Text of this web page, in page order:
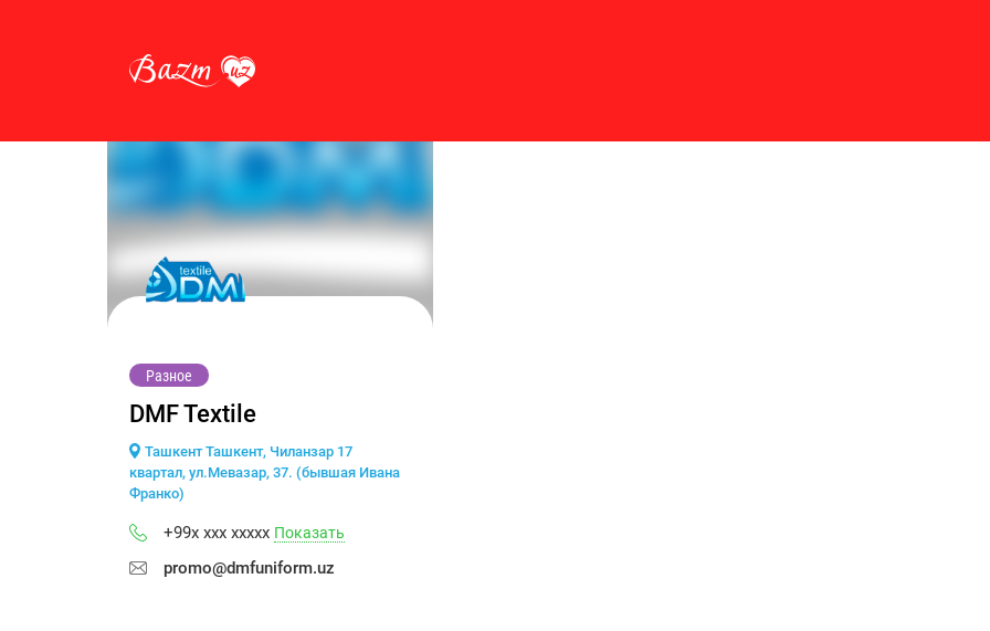
Разное
DMF Textile
Ташкент Ташкент, Чиланзар 17
квартал, ул.Мевазар, 37. (бывшая Ивана
Франко)
+99x xxx xxxxx Показать
promo@dmfuniform.uz